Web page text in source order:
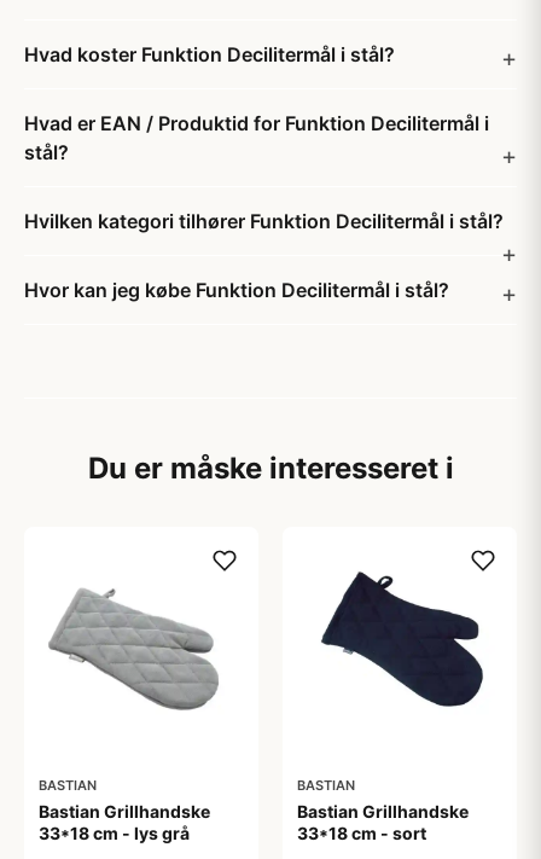
Hvad koster Funktion Decilitermål i stål?
Hvad er EAN / Produktid for Funktion Decilitermål i
stål?
Hvilken kategori tilhører Funktion Decilitermål i stål?
Hvor kan jeg købe Funktion Decilitermål i stål?
Du er måske interesseret i
BASTIAN
Bastian Grillhandske
33*18 cm - lys grå
BASTIAN
Bastian Grillhandske
33*18 cm - sort